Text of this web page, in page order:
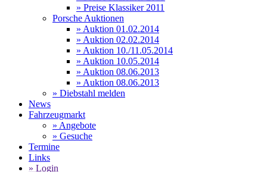
» Preise Klassiker 2011
Porsche Auktionen
» Auktion 01.02.2014
» Auktion 02.02.2014
» Auktion 10./11.05.2014
» Auktion 10.05.2014
» Auktion 08.06.2013
» Auktion 08.06.2013
» Diebstahl melden
News
Fahrzeugmarkt
» Angebote
» Gesuche
Termine
Links
» Login